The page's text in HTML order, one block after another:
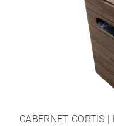
CABERNET CORTIS |